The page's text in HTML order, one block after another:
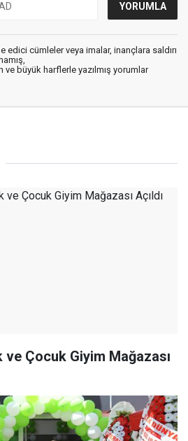
edici cümleler veya imalar, inançlara saldırı
ve büyük harflerle yazılmış yorumlar
ve Çocuk Giyim Mağazası